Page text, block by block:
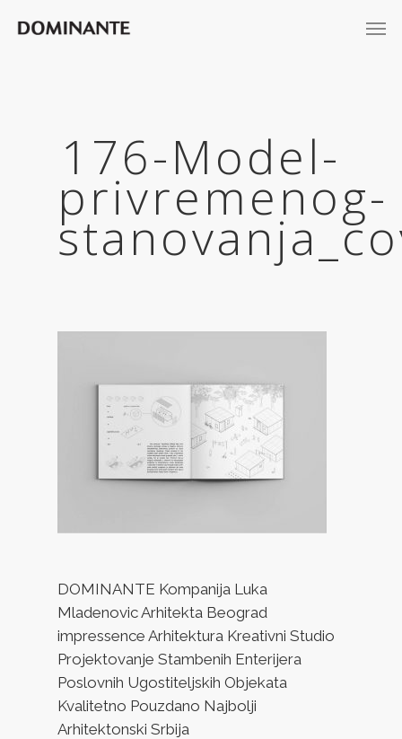
176-Model-
privremenog-
DOMINANTE Kompanija Luka
Mladenovic Arhitekta Beograd
impressence Arhitektura Kreativni Studio
Projektovanje Stambenih Enterijera
Poslovnih Ugostiteljskih Objekata
Kvalitetno Pouzdano Najbolji
Arhitektonski Srbija